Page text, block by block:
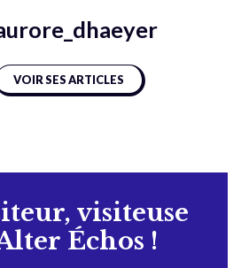
VOIR SES ARTICLES
visiteuse
Échos !